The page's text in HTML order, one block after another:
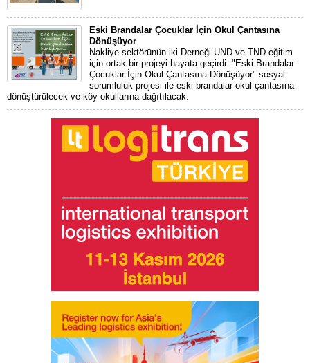
Eski Brandalar Çocuklar İçin Okul Çantasına
Dönüşüyor
Nakliye sektörünün iki Derneği UND ve TND eğitim
için ortak bir projeyi hayata geçirdi. "Eski Brandalar
Çocuklar İçin Okul Çantasına Dönüşüyor" sosyal
sorumluluk projesi ile eski brandalar okul çantasına
dönüştürülecek ve köy okullarına dağıtılacak.